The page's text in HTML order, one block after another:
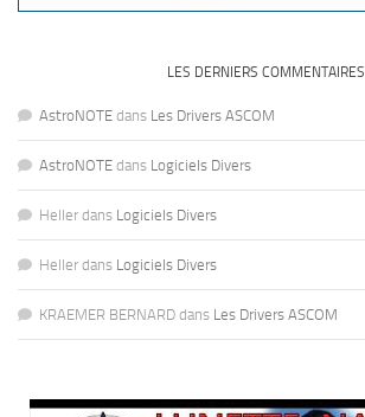
LES DERNIERS COMMENTAIRES
AstroNOTE dans Les Drivers ASCOM
AstroNOTE dans Logiciels Divers
Heller dans Logiciels Divers
Heller dans Logiciels Divers
KRAEMER BERNARD dans Les Drivers ASCOM